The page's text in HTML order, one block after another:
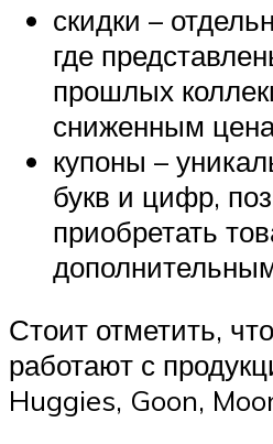
скидки –
где
прошлых
сниженным
купоны –
букв и цифр,
приобретать
Стоит отметить,
работают с
Huggies, Goon,